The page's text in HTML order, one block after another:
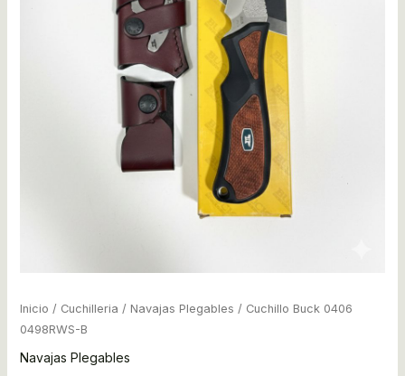
Inicio / Cuchilleria / Navajas Plegables / Cuchillo Buck 0406
0498RWS-B
Navajas Plegables